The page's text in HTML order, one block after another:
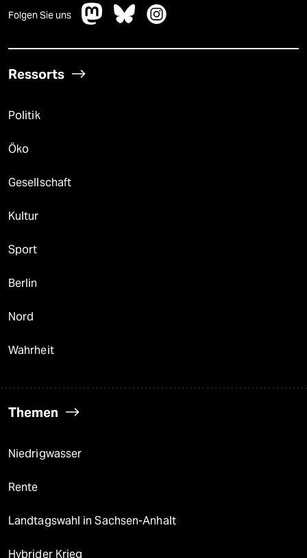
Folgen Sie uns
Ressorts
Politik
Öko
Gesellschaft
Kultur
Sport
Berlin
Nord
Wahrheit
Themen
Niedrigwasser
Rente
Landtagswahl in Sachsen-Anhalt
Hybrider Krieg